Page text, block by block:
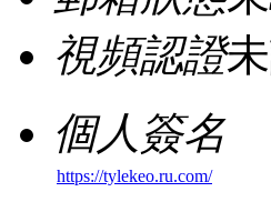
視頻認證
個人簽名
https://tylekeo.ru.com/